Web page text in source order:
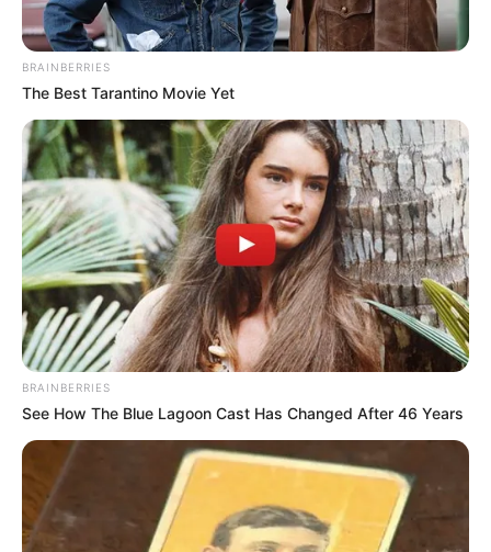
Budai Gyula feljelentést tett Magyar Péter ellen
Budai Gyula fideszes országgyűlési képviselő
hűtlen kezelés és költségvetési csalás gyanúja
miatt feljelentést tett Magyar Péter ellen. A
BRAINBERRIES
The Best Tarantino Movie Yet
BRAINBERRIES
See How The Blue Lagoon Cast Has Changed After 46 Years